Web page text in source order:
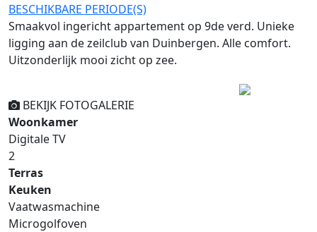
BESCHIKBARE PERIODE(S)
Smaakvol ingericht appartement op 9de verd. Unieke
ligging aan de zeilclub van Duinbergen. Alle comfort.
Uitzonderlijk mooi zicht op zee.
BEKIJK FOTOGALERIE
Woonkamer
Digitale TV
2
Terras
Keuken
Vaatwasmachine
Microgolfoven